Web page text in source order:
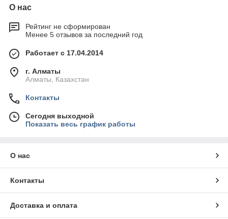
О нас
Рейтинг не сформирован
Менее 5 отзывов за последний год
Работает с 17.04.2014
г. Алматы
Алматы, Казахстан
Контакты
Сегодня выходной
Показать весь график работы
О нас
Контакты
Доставка и оплата